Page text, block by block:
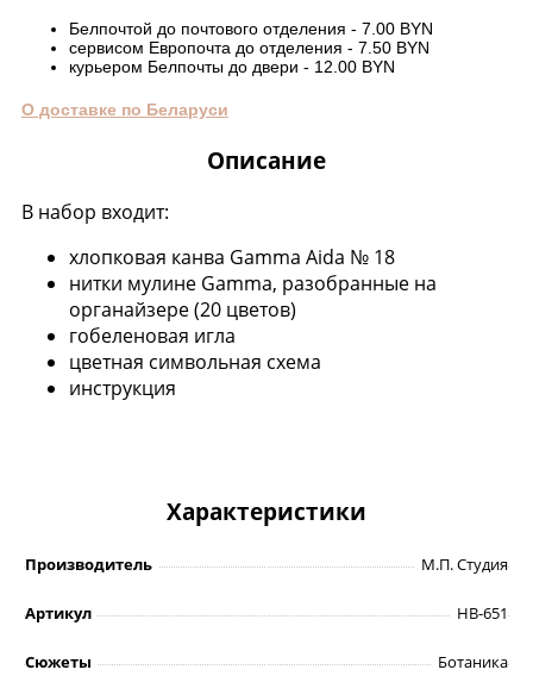
Белпочтой до почтового отделения - 7.00 BYN
сервисом Европочта до отделения - 7.50 BYN
курьером Белпочты до двери - 12.00 BYN
О доставке по Беларуси
Описание
В набор входит:
хлопковая канва Gamma Aida № 18
нитки мулине Gamma, разобранные на
органайзере (20 цветов)
гобеленовая игла
цветная символьная схема
инструкция
Характеристики
Производитель М.П. Студия
Артикул НВ-651
Сюжеты Ботаника